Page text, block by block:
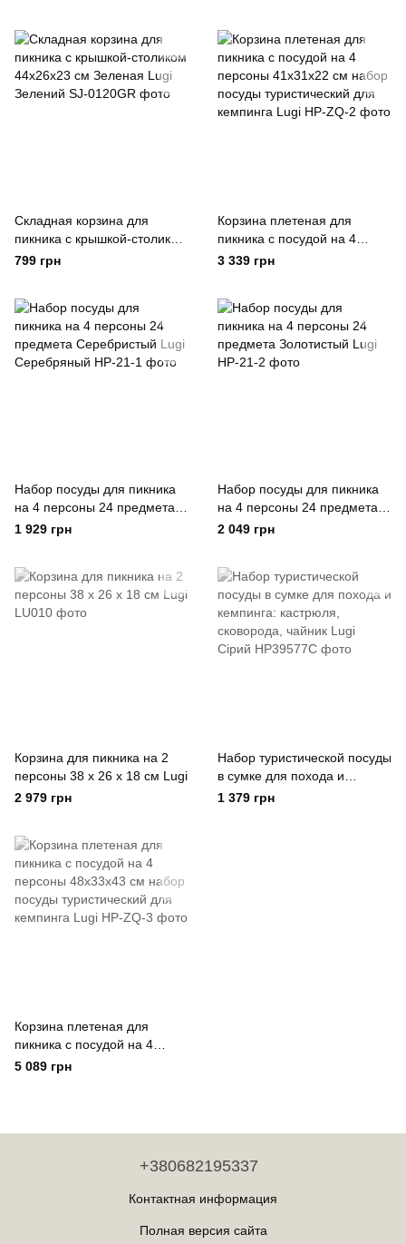
Складная корзина для
пикника с крышкой-столиком
44х26х23 см Зеленая Lugi
799 грн
Корзина плетеная для
пикника с посудой на 4
персоны 41х31х22 см набор
3 339 грн
Набор посуды для пикника
на 4 персоны 24 предмета
Серебристый Lugi
1 929 грн
Набор посуды для пикника
на 4 персоны 24 предмета
Золотистый Lugi
2 049 грн
Корзина для пикника на 2
персоны 38 x 26 x 18 см Lugi
2 979 грн
Набор туристической посуды
в сумке для похода и
кемпинга: кастрюля,
1 379 грн
Корзина плетеная для
пикника с посудой на 4
персоны 48х33х43 см набор
5 089 грн
+380682195337
Контактная информация
Полная версия сайта